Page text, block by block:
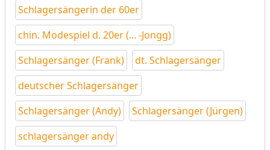
Schlagersängerin der 60er
chin. Modespiel d. 20er (... -Jongg)
Schlagersänger (Frank)
dt. Schlagersänger
deutscher Schlagersänger
Schlagersänger (Andy)
Schlagersänger (Jürgen)
schlagersänger andy